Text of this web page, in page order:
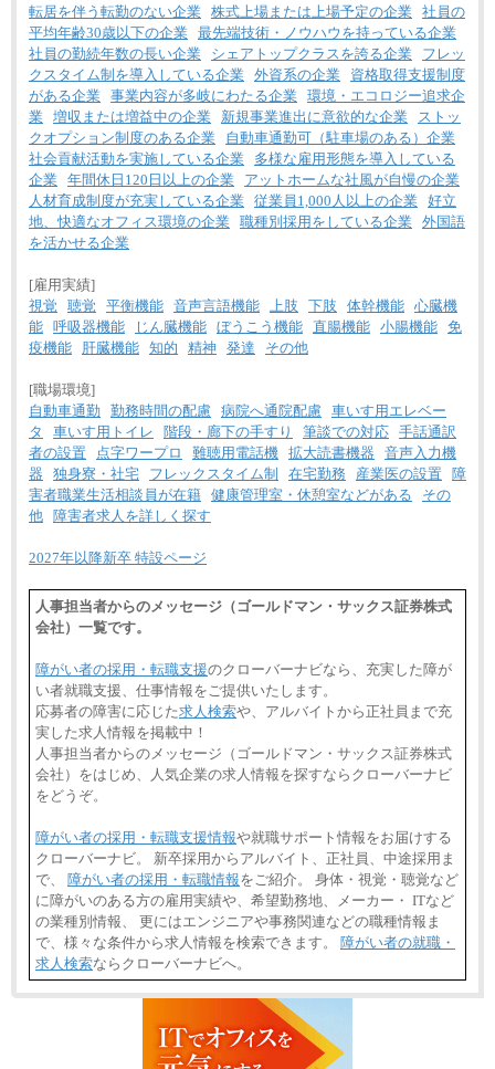
転居を伴う転勤のない企業 株式上場または上場予定の企業 社員の
平均年齢30歳以下の企業 最先端技術・ノウハウを持っている企業
社員の勤続年数の長い企業
シェアトップクラスを誇る企業
フレッ
クスタイム制を導入している企業 外資系の企業
資格取得支援制度
がある企業 事業内容が多岐にわたる企業 環境・エコロジー追求企
業 増収または増益中の企業 新規事業進出に意欲的な企業
ストッ
クオプション制度のある企業
自動車通勤可（駐車場のある）企業
社会貢献活動を実施している企業
多様な雇用形態を導入している
企業 年間休日120日以上の企業
アットホームな社風が自慢の企業
人材育成制度が充実している企業 従業員1,000人以上の企業 好立
地、快適なオフィス環境の企業 職種別採用をしている企業 外国語
を活かせる企業
[雇用実績]
視覚
聴覚 平衡機能 音声言語機能 上肢 下肢 体幹機能 心臓機
能 呼吸器機能 じん臓機能 ぼうこう機能 直腸機能 小腸機能 免
疫機能
肝臓機能 知的 精神 発達 その他
[職場環境]
自動車通勤
勤務時間の配慮 病院へ通院配慮 車いす用エレベー
タ
車いす用トイレ 階段・廊下の手すり 筆談での対応 手話通訳
者の設置
点字ワープロ 難聴用電話機 拡大読書機器
音声入力機
器
独身寮・社宅 フレックスタイム制 在宅勤務 産業医の設置
障
害者職業生活相談員が在籍 健康管理室・休憩室などがある
その
他
障害者求人を詳しく探す
2027年以降新卒 特設ページ
人事担当者からのメッセージ（ゴールドマン・サックス証券株式
会社）一覧です。
障がい者の採用・転職支援のクローバーナビなら、充実した障が
い者就職支援、仕事情報をご提供いたします。
応募者の障害に応じた求人検索や、アルバイトから正社員まで充
実した求人情報を掲載中！
人事担当者からのメッセージ（ゴールドマン・サックス証券株式
会社）をはじめ、人気企業の求人情報を探すならクローバーナビ
をどうぞ。
障がい者の採用・転職支援情報や就職サポート情報をお届けする
クローバーナビ。 新卒採用からアルバイト、正社員、中途採用ま
で、 障がい者の採用・転職情報をご紹介。 身体・視覚・聴覚など
に障がいのある方の雇用実績や、希望勤務地、メーカー・ ITなど
の業種別情報、 更にはエンジニアや事務関連などの職種情報ま
で、様々な条件から求人情報を検索できます。 障がい者の就職・
求人検索ならクローバーナビへ。